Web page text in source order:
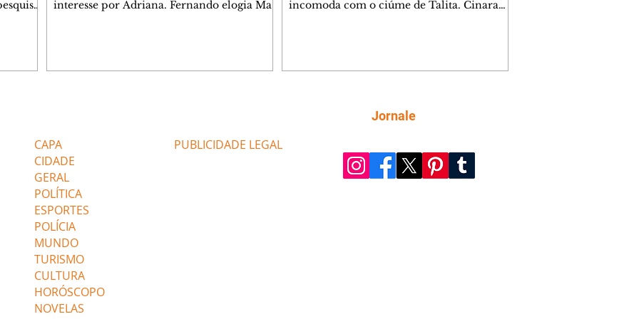
interesse por Adriana. Fernando elogia Mau
restaurante. Otoniel se depara com o
retrato de Franc
incomoda com o ciúme de Talita. Cinara
Verônica, e liga para Cinara. Agrado pensa
em desfazer sua dupla com Eduarda para
CAPA
CIDADE
GERAL
POLÍTICA
ESPORTES
POLÍCIA
MUNDO
TURISMO
CULTURA
HORÓSCOPO
NOVELAS
PUBLICIDADE LEGAL
Jornale